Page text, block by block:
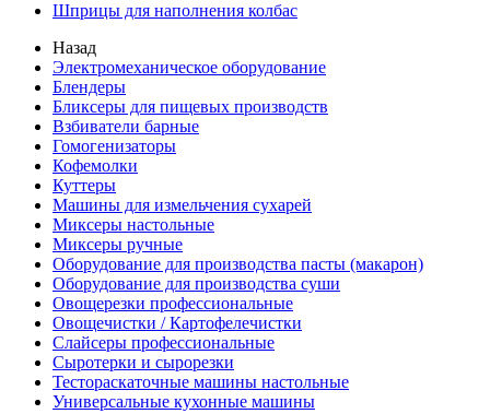
Шприцы для наполнения колбас
Назад
Электромеханическое оборудование
Блендеры
Бликсеры для пищевых производств
Взбиватели барные
Гомогенизаторы
Кофемолки
Куттеры
Машины для измельчения сухарей
Миксеры настольные
Миксеры ручные
Оборудование для производства пасты (макарон)
Оборудование для производства суши
Овощерезки профессиональные
Овощечистки / Картофелечистки
Слайсеры профессиональные
Сыротерки и сырорезки
Тестораскаточные машины настольные
Универсальные кухонные машины